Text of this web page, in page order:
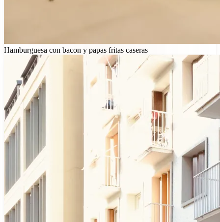
Hamburguesa con bacon y papas fritas caseras